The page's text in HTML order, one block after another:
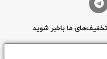
تخفیف‌های ما باخبر شوید